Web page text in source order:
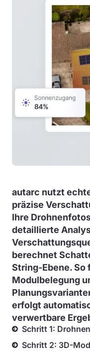
autarc nutzt
präzise
Ihre
detaillierte
berechnet
String-Ebene. So
Modulbelegung
erfolgt
verwertbare
Schritt 1:
Schritt 2: 3D-